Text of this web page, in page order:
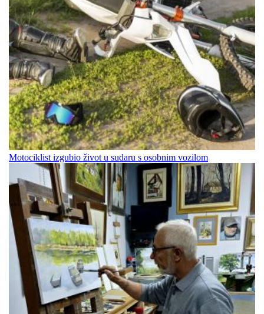
Motociklist izgubio život u sudaru s osobnim vozilom